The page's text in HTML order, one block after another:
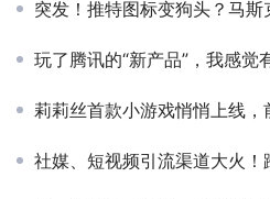
突发！推特图标变狗头？马斯
玩了腾讯的“新产品”，我感觉
莉莉丝首款小游戏悄悄上线，前
社媒、短视频引流渠道大火！跨境